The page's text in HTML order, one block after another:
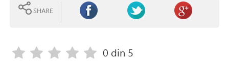
SHARE
0 din 5